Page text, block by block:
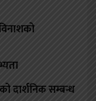
दार्शनिक सम्बन्ध